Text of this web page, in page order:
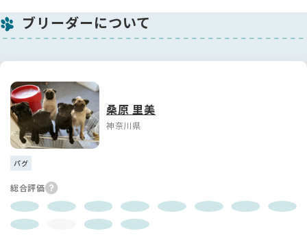
ブリーダーについて
桑原 里美
神奈川県
パグ
総合評価